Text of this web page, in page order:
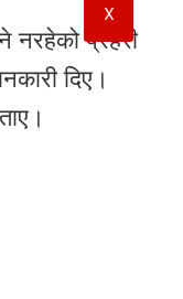
X
नरहेको प्रहरी
दिए।